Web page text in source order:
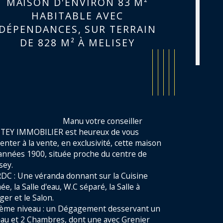
HABITABLE AVEC
DÉPENDANCES, SUR TERRAIN
DE 828 M² À MELISEY
Valeurs
de pièces
IMMOBILIER est heureux de vous
à la vente, en exclusivité, cette maison
1900, située proche du centre de
: Une véranda donnant sur la Cuisine
la Salle d'eau, W.C séparé, la Salle à
et le Salon.
niveau : un Dégagement desservant un
et 2 Chambres, dont une avec Grenier